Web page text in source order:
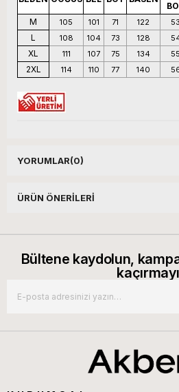
M
105 101 71 122 53
L 108 104 73 128
XL 111 107 75 134 55
2XL 114 110 77 140
YORUMLAR(0)
ÜRÜN ÖNERILERI
Bültene kaydolun,